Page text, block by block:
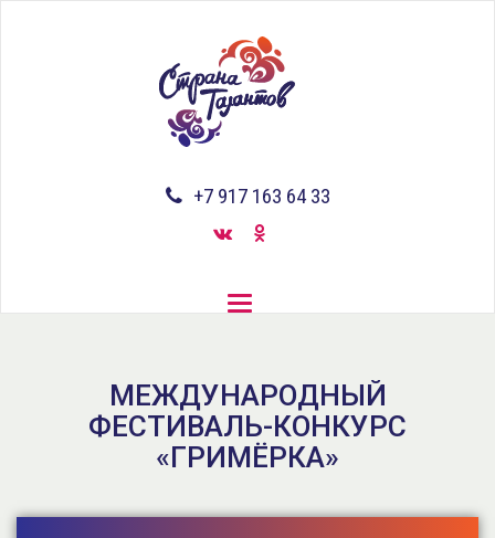
Toggle
+7 917 163 64 33
МЕЖДУНАРОДНЫЙ
ФЕСТИВАЛЬ-КОНКУРС
«ГРИМЁРКА»